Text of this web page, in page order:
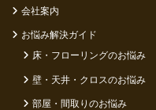
会社案内
お悩み解決ガイド
床・フローリングのお悩み
壁・天井・クロスのお悩み
部屋・間取りのお悩み